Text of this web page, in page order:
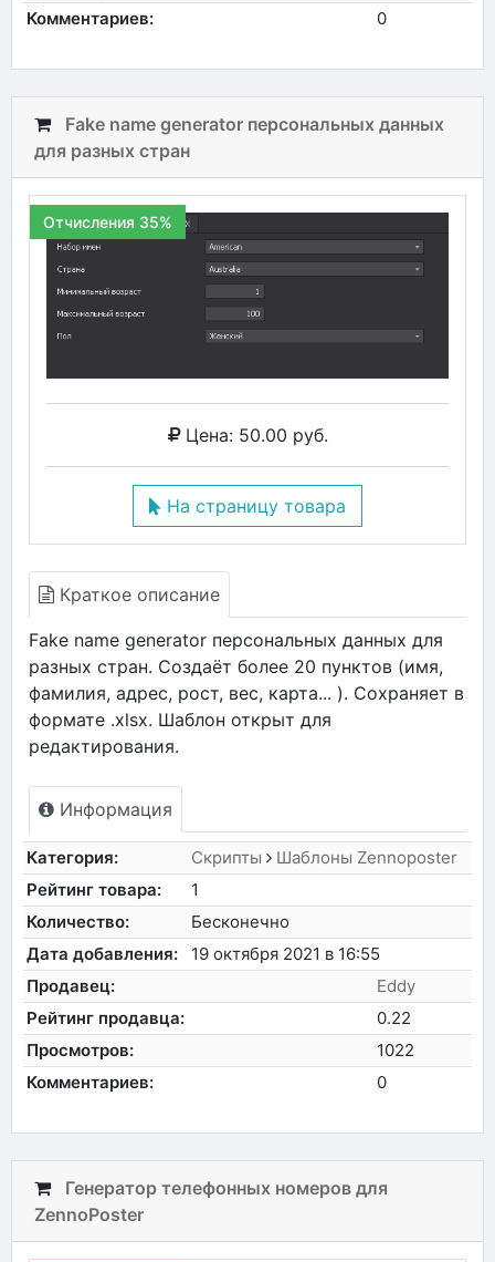
Комментариев:
0
Fake name generator персональных данных
для разных стран
Отчисления 35%
Цена: 50.00 руб.
На страницу товара
Краткое описание
Fake name generator персональных данных для
разных стран. Создаёт более 20 пунктов (имя,
фамилия, адрес, рост, вес, карта... ). Сохраняет в
формате .xlsx. Шаблон открыт для
редактирования.
Информация
Категория: Скрипты
Шаблоны Zennoposter
Рейтинг товара:
1
Количество:
Бесконечно
Дата добавления:
19 октября 2021 в 16:55
Продавец:
Eddy
Рейтинг продавца:
0.22
Просмотров:
1022
Комментариев:
0
Генератор телефонных номеров для
ZennoPoster